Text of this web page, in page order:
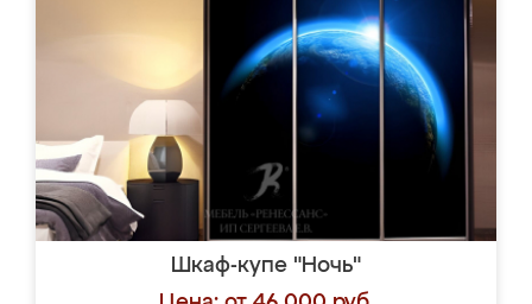
Шкаф-купе "Ночь"